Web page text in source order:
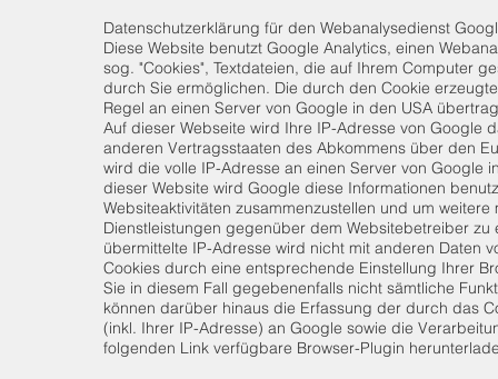
Datenschutzerklärung für den Webanalysedienst
Diese Website benutzt Google Analytics, einen
sog. "Cookies", Textdateien, die auf Ihrem Computer
durch Sie ermöglichen. Die durch den Cookie
Regel an einen Server von Google in den USA
Auf dieser Webseite wird Ihre IP-Adresse von Google
anderen Vertragsstaaten des Abkommens über den
wird die volle IP-Adresse an einen Server von
dieser Website wird Google diese Informationen
Websiteaktivitäten zusammenzustellen und um
Dienstleistungen gegenüber dem Websitebetreiber
übermittelte IP-Adresse wird nicht mit anderen Daten
Cookies durch eine entsprechende Einstellung Ihrer
Sie in diesem Fall gegebenenfalls nicht sämtliche
können darüber hinaus die Erfassung der durch das
(inkl. Ihrer IP-Adresse) an Google sowie die
folgenden Link verfügbare Browser-Plugin